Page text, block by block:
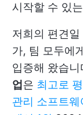
시작할 수 있
저희의 편견
가, 팀 모두에
입증해 왔습
업 은 최고로
관리 소프트웨